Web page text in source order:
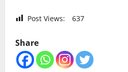
Post Views: 637
Share